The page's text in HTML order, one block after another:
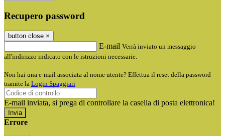
Recupero password
button close ×
E-mail Verrà inviato un messaggio
all'indirizzo indicato con le istruzioni necessarie.
Non hai una e-mail associata al nome utente? Effettua il reset della password
tramite la Login Spaggiari
E-mail inviata, si prega di controllare la casella di posta elettronica!
Errore